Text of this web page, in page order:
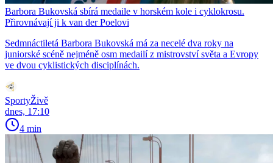
Barbora Bukovská sbírá medaile v horském kole i cyklokrosu.
Přirovnávají ji k van der Poelovi
Sedmnáctiletá Barbora Bukovská má za necelé dva roky na
juniorské scéně nejméně osm medailí z mistrovství světa a Evropy
ve dvou cyklistických disciplínách.
SportyŽivě
dnes, 17:10
4 min